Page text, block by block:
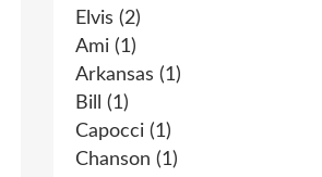
Elvis (2)
Ami (1)
Arkansas (1)
Bill
(1)
Capocci (1)
Chanson (1)